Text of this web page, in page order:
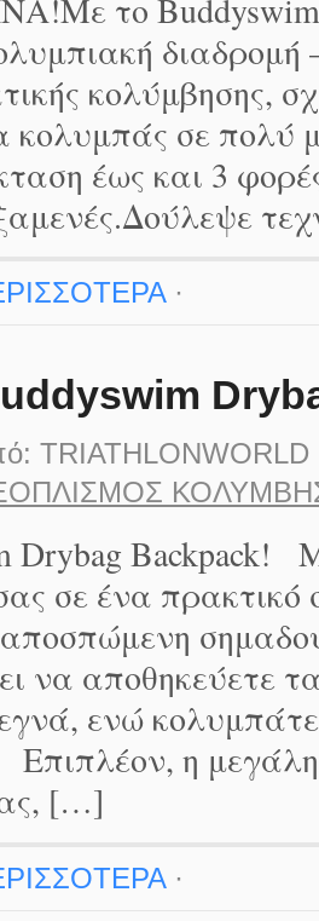
το Buddyswim
κολύμβησης,
κολυμπάς σε πολύ
έως και 3
·
TRIATHLONWORLD
Drybag Backpack!
σε ένα πρακτικό
να αποθηκεύετε
ενώ
η
[…]
·